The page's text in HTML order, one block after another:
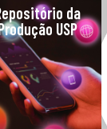
da
USP